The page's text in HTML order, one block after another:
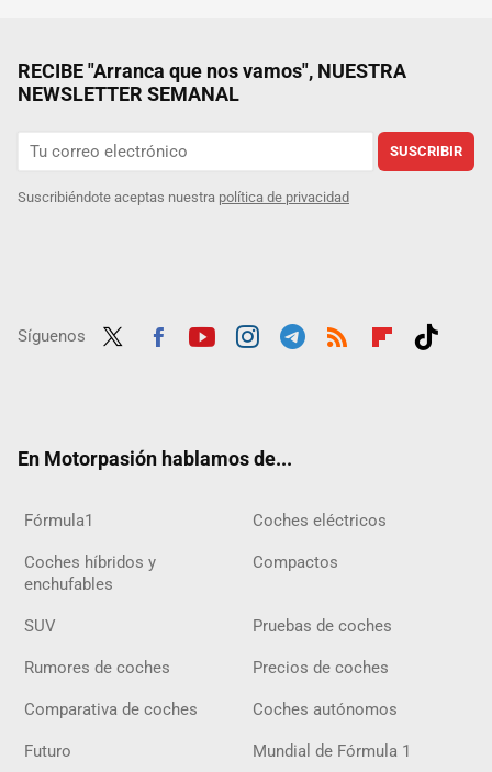
RECIBE "Arranca que nos vamos", NUESTRA
NEWSLETTER SEMANAL
SUSCRIBIR
Suscribiéndote aceptas nuestra política de privacidad
Síguenos
En Motorpasión hablamos de...
Fórmula1 Coches eléctricos
Coches híbridos y
enchufables
Compactos
SUV Pruebas de coches
Rumores de coches Precios de coches
Comparativa de coches Coches autónomos
Futuro Mundial de Fórmula 1